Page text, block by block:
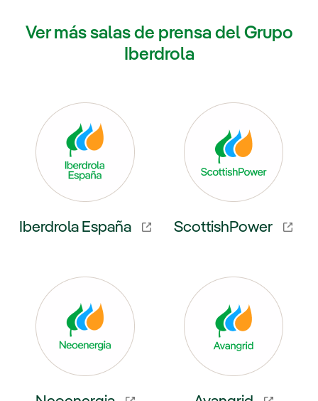
Ver más salas de prensa del Grupo
Iberdrola
Iberdrola España
se abre en ventana nueva.
ScottishPower
Enlace externo, se abre en